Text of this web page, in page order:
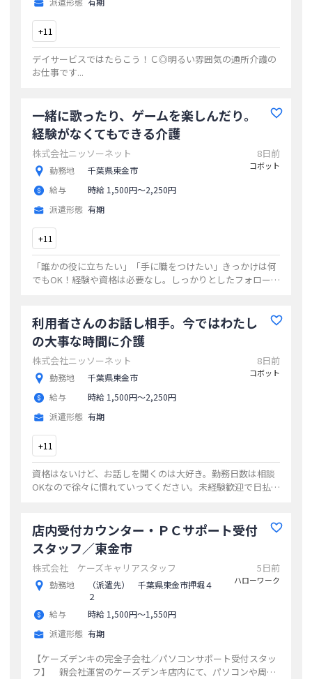
+11
デイサービスではたらこう！Ｃ◎明るい雰囲気の通所介護の
お仕事です...
一緒に歌ったり、ゲームを楽しんだり。
経験がなくてもできる介護
株式会社ニッソーネット
勤務地
千葉県東金市
給与
時給 1,500円〜2,250円
派遣形態 有期
8日前
コボット
+11
「誰かの役に立ちたい」「手に職をつけたい」きっかけは何
でもOK！経験や資格は必要なし。しっかりとしたフォロー
利用者さんのお話し相手。今ではわたし
の大事な時間に介護
株式会社ニッソーネット
勤務地
千葉県東金市
給与
時給 1,500円〜2,250円
派遣形態 有期
8日前
コボット
+11
資格はないけど、お話しを聞くのは大好き。勤務日数は相談
OKなので徐々に慣れていってください。未経験歓迎で日払い
店内受付カウンター・ＰＣサポート受付
スタッフ／東金市
株式会社 ケーズキャリアスタッフ
勤務地
（派遣先） 千葉県東金市押堀４
２
給与
時給 1,500円〜1,550円
派遣形態 有期
5日前
ハローワーク
【ケーズデンキの完全子会社／パソコンサポート受付スタッ
フ】 親会社運営のケーズデンキ店内にて、パソコンや周辺